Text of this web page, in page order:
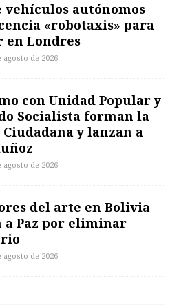
vehículos autónomos
«robotaxis» para
en Londres
agosto de 2026
con Unidad Popular y
Socialista forman la
y lanzan a
agosto de 2026
del arte en Bolivia
Paz por eliminar
agosto de 2026